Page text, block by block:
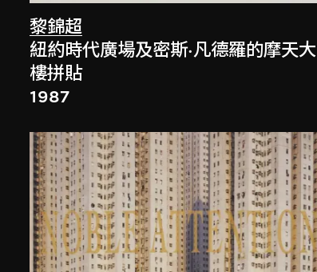
黎錦超
紐約時代廣場及密斯·凡德羅的摩天大
樓拼貼
1987